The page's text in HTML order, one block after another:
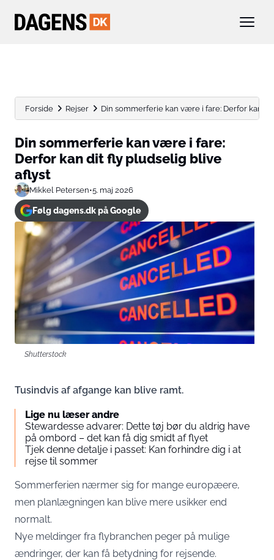
Forside Rejser Din sommerferie kan være i fare: Derfor kan dit
Din sommerferie kan være i fare:
Derfor kan dit fly pludselig blive
aflyst
Mikkel Petersen•5. maj 2026
Følg dagens.dk på Google
Shutterstock
Tusindvis af afgange kan blive ramt.
Lige nu læser andre
Stewardesse advarer: Dette tøj bør du aldrig have
på ombord – det kan få dig smidt af flyet
Tjek denne detalje i passet: Kan forhindre dig i at
rejse til sommer
Sommerferien nærmer sig for mange europæere,
men planlægningen kan blive mere usikker end
normalt.
Nye meldinger fra flybranchen peger på mulige
ændringer, der kan få betydning for rejsende.